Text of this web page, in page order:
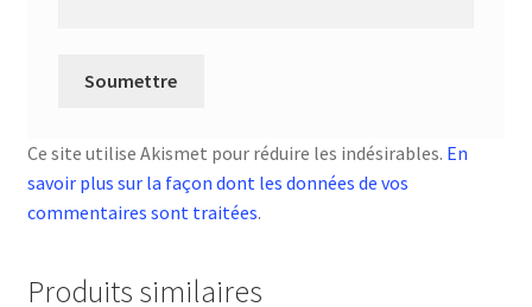
Ce site utilise Akismet pour réduire les indésirables. En
savoir plus sur la façon dont les données de vos
commentaires sont traitées.
Produits similaires